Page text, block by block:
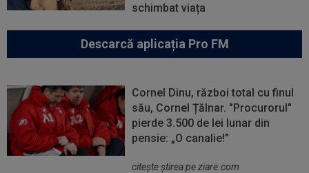
schimbat viața
Descarcă aplicația Pro FM
Cornel Dinu, război total cu finul
său, Cornel Țălnar. "Procurorul"
pierde 3.500 de lei lunar din
pensie: „O canalie!”
citeşte ştirea pe ziare.com